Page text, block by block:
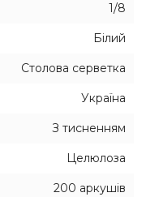
1/8
Білий
Столова серветка
Україна
З тисненням
Целюлоза
200 аркушів